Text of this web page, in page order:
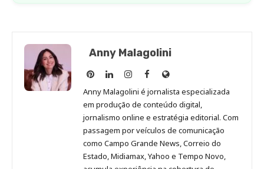
Anny Malagolini
Anny
Malagolini
no
Pinterest
Anny
Malagolini
no
LinkedIn
Anny
Malagolini
no
Instagram
Anny
Malagolini
no
Facebook
Site
de
Anny
Malagolini
Anny Malagolini é jornalista especializada
em produção de conteúdo digital,
jornalismo online e estratégia editorial. Com
passagem por veículos de comunicação
como Campo Grande News, Correio do
Estado, Midiamax, Yahoo e Tempo Novo,